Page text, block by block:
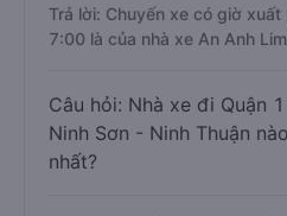
Trả lời: Chuyến xe có giờ
7:00 là của nhà xe An Anh
Câu hỏi: Nhà xe đi Quận
Ninh Sơn - Ninh Thuận
nhất?